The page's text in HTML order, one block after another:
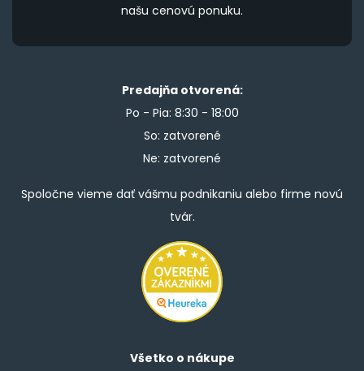
našu cenovú ponuku.
Predajňa otvorená:
Po - Pia: 8:30 - 18:00
So: zatvorené
Ne: zatvorené
Spoločne vieme dať vášmu podnikaniu alebo firme novú
tvár.
Všetko o nákupe